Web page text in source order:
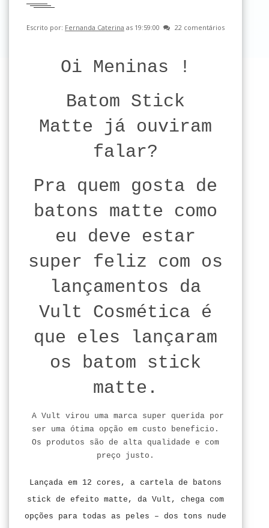
Escrito por: Fernanda Caterina as 19:59:00 22 comentários
Oi Meninas !
Batom Stick
Matte já ouviram
falar?
Pra quem gosta de
batons matte como
eu deve estar
super feliz com os
lançamentos da
Vult Cosmética é
que eles lançaram
os batom stick
matte.
A Vult virou uma marca super querida por
ser uma ótima opção em custo beneficio.
Os produtos são de alta qualidade e com
preço justo.
Lançada em 12 cores, a cartela de batons
stick de efeito matte, da Vult, chega com
opções para todas as peles – dos tons nude